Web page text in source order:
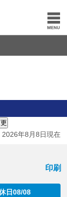
2026年8月8日現在
印刷
日08/08